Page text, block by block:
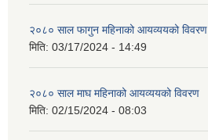
२०८० साल फागुन महिनाको आयव्ययको विवरण
मिति: 03/17/2024 - 14:49
२०८० साल माघ महिनाको आयव्ययको विवरण
मिति: 02/15/2024 - 08:03